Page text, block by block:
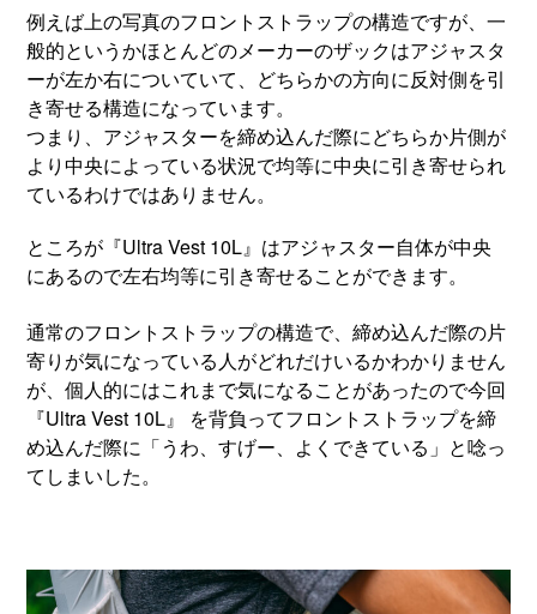
例えば上の写真のフロントストラップの構造ですが、一
般的というかほとんどのメーカーのザックはアジャスタ
ーが左か右についていて、どちらかの方向に反対側を引
き寄せる構造になっています。
つまり、アジャスターを締め込んだ際にどちらか片側が
より中央によっている状況で均等に中央に引き寄せられ
ているわけではありません。
ところが『Ultra Vest 10L』はアジャスター自体が中央
にあるので左右均等に引き寄せることができます。
通常のフロントストラップの構造で、締め込んだ際の片
寄りが気になっている人がどれだけいるかわかりません
が、個人的にはこれまで気になることがあったので今回
『Ultra Vest 10L』 を背負ってフロントストラップを締
め込んだ際に「うわ、すげー、よくできている」と唸っ
てしまいした。